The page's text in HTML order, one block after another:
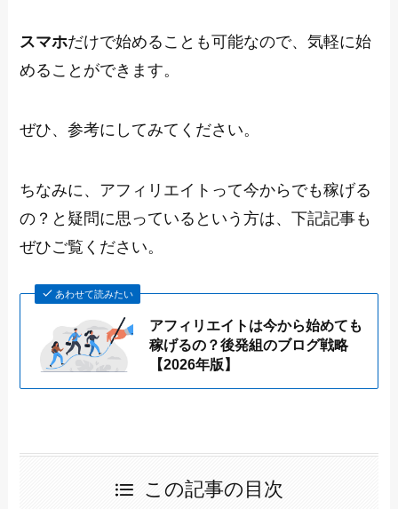
スマホだけで始めることも可能なので、気軽に始
めることができます。
ぜひ、参考にしてみてください。
ちなみに、アフィリエイトって今からでも稼げる
の？と疑問に思っているという方は、下記記事も
ぜひご覧ください。
あわせて読みたい
アフィリエイトは今から始めても
稼げるの？後発組のブログ戦略
【2026年版】
この記事の目次